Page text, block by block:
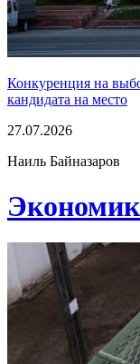
Конкуренция на
кандидата на место
27.07.2026
Наиль Байназаров